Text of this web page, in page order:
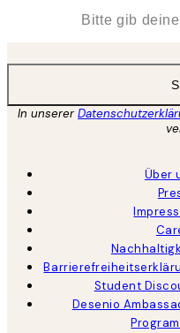
In unserer
Über
Student
Desenio